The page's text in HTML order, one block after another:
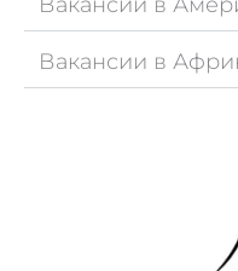
Вакансии в